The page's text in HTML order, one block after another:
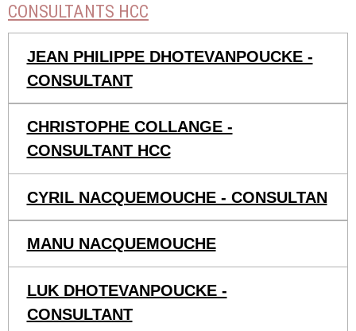
CONSULTANTS HCC
JEAN PHILIPPE DHOTEVANPOUCKE -
CONSULTANT
CHRISTOPHE COLLANGE -
CONSULTANT HCC
CYRIL NACQUEMOUCHE - CONSULTAN
MANU NACQUEMOUCHE
LUK DHOTEVANPOUCKE -
CONSULTANT